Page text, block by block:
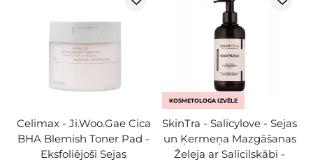
Celimax - Ji.Woo.Gae Cica
BHA Blemish Toner Pad -
Eksfoliējoši Sejas
KOSMETOLOGA IZVĒLE
SkinTra - Salicylove - Sejas
un Ķermeņa Mazgāšanas
Želeja ar Salicilskābi -